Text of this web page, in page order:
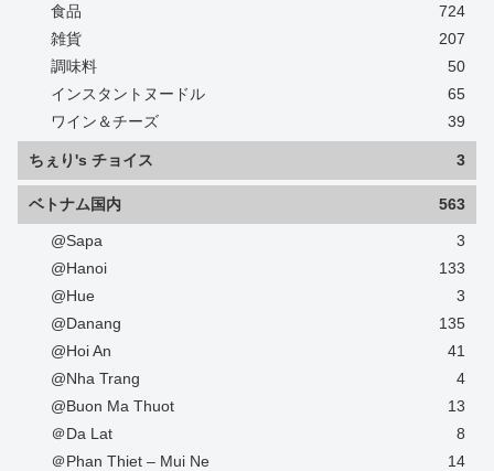
食品
724
雑貨
207
調味料
50
インスタントヌードル
65
ワイン＆チーズ
39
ちぇり's チョイス 3
ベトナム国内 563
@Sapa
3
@Hanoi
133
@Hue
3
@Danang
135
@Hoi An
41
@Nha Trang
4
@Buon Ma Thuot
13
＠Da Lat
8
＠Phan Thiet – Mui Ne
14